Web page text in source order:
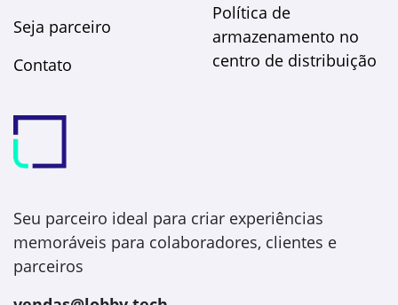
Seja parceiro
Contato
Política de
armazenamento no
centro de distribuição
Seu parceiro ideal para criar experiências
memoráveis para colaboradores, clientes e
parceiros